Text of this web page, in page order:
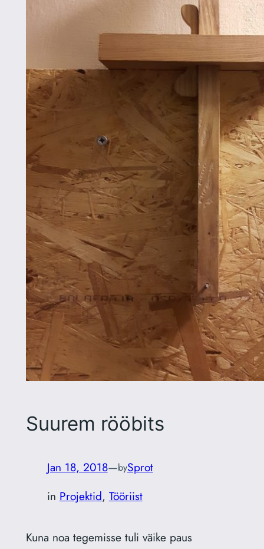
Suurem rööbits
Jan 18, 2018—bySprot
in Projektid, Tööriist
Kuna noa tegemisse tuli väike paus